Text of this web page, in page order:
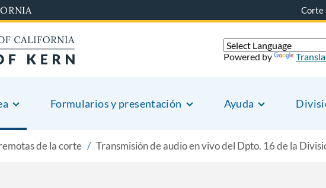
Corte
Formularios y presentación Ayuda
Powered by
de la corte Transmisión de audio en vivo del Dpto. 16 de la